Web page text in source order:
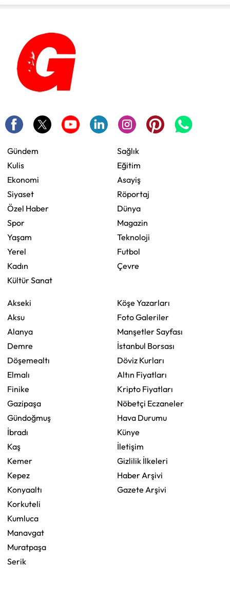
Gündem
Kulis
Ekonomi
Siyaset
Özel Haber
Spor
Yaşam
Yerel
Kadın
Kültür Sanat
Sağlık
Eğitim
Asayiş
Röportaj
Dünya
Magazin
Teknoloji
Futbol
Çevre
Akseki
Aksu
Alanya
Demre
Döşemealtı
Elmalı
Finike
Gazipaşa
Gündoğmuş
İbradı
Kaş
Kemer
Kepez
Konyaaltı
Korkuteli
Kumluca
Manavgat
Muratpaşa
Serik
Köşe Yazarları
Foto Galeriler
Manşetler Sayfası
İstanbul Borsası
Döviz Kurları
Altın Fiyatları
Kripto Fiyatları
Nöbetçi Eczaneler
Hava Durumu
Künye
İletişim
Gizlilik İlkeleri
Haber Arşivi
Gazete Arşivi